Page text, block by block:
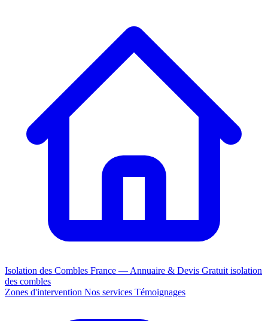
Isolation des Combles France — Annuaire & Devis Gratuit isolation
des combles
Zones d'intervention Nos services Témoignages